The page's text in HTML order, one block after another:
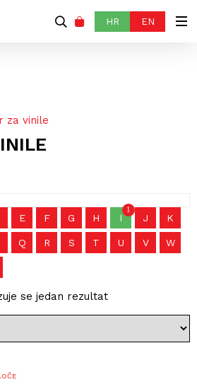
HR EN
za vinile
E F G H I
1
J K
Q R S T U V W
se jedan rezultat